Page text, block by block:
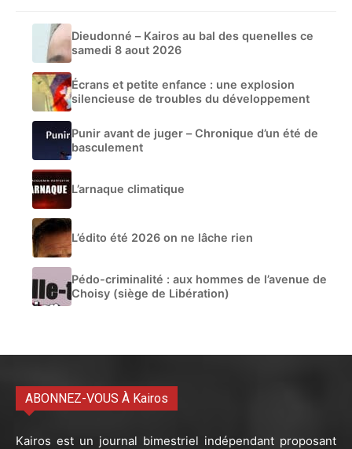
Dieudonné – Kairos au bal des quenelles ce
samedi 8 aout 2026
Écrans et petite enfance : une explosion
silencieuse de troubles du développement
Punir avant de juger – Chronique d’un été de
basculement
L’arnaque climatique
L’édito été 2026 on ne lâche rien
Pédo-criminalité : aux hommes de l’avenue de
Choisy (siège de Libération)
ABONNEZ-VOUS À Kairos
Kairos est un journal bimestriel indépendant proposant